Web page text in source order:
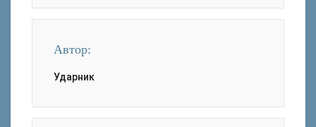
Автор:
Ударник